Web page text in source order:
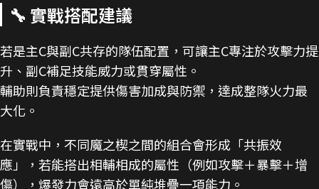
🔧 實戰搭配建議
若是主C與副C共存的隊伍配置，可讓主C專注於攻擊力提
升、副C補足技能威力或貫穿屬性。
輔助則負責穩定提供傷害加成與防禦，達成整隊火力最
大化。
在實戰中，不同魔之楔之間的組合會形成「共振效
應」，若能搭出相輔相成的屬性（例如攻擊＋暴擊＋增
傷），爆發力會遠高於單純堆疊一項能力。